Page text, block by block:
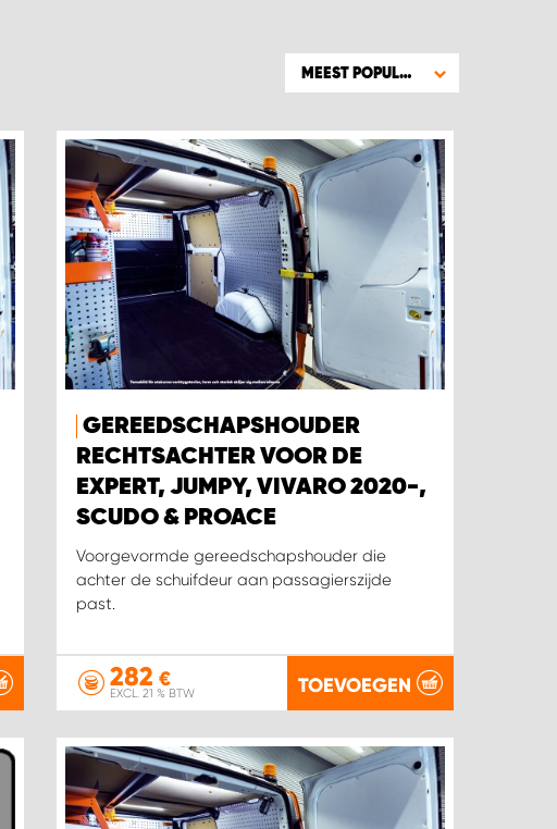
MEEST POPULAIR
GEREEDSCHAPSHOUDER
RECHTSACHTER VOOR DE
EXPERT, JUMPY, VIVARO 2020-,
SCUDO & PROACE
Voorgevormde gereedschapshouder die
achter de schuifdeur aan passagierszijde
past.
282 €
EXCL. 21 % BTW TOEVOEGEN